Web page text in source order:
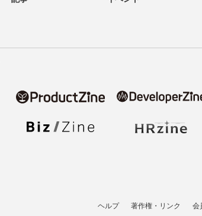
ヘルプ 著作権・リンク 会